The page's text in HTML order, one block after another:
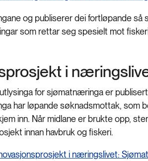
og publiserer dei fortløpande så
som rettar seg spesielt mot
i
for sjømatnæringa er
har løpande søknadsmottak, som
inn. Når midlane er brukte opp,
innan havbruk og fiskeri.
i næringslivet: